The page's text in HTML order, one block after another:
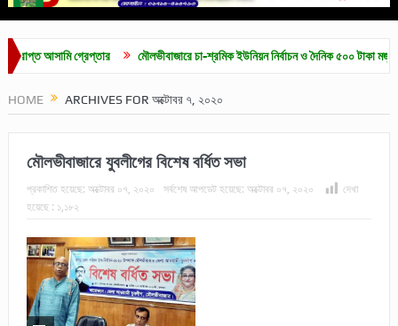
গ্রেপ্তার মৌলভীবাজারে চা-শ্রমিক ইউনিয়ন নির্বাচন ও দৈনিক ৫০০ টাকা মজুরির দাবিতে
HOME ARCHIVES FOR অক্টোবর ৭, ২০২০
মৌলভীবাজারে যুবলীগের বিশেষ বর্ধিত সভা
প্রকাশিত হয়েছে: অক্টোবর ০৭, ২০২০ সর্বশেষ আপডেট হয়েছে: অক্টোবর ০৭, ২০২০
দেখা
হয়েছে : ১,১৮২